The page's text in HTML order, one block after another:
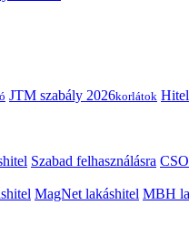
JTM szabály 2026korlátok
Szabad felhasználásra
MagNet lakáshitel MBH